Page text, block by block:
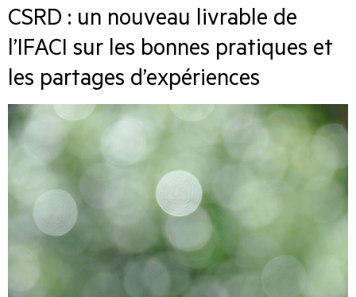
CSRD : un nouveau livrable de
l’IFACI sur les bonnes pratiques et
les partages d’expériences